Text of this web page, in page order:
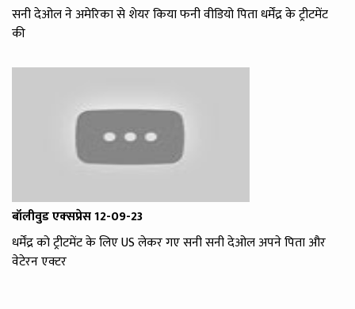
सनी देओल ने अमेरिका से शेयर किया फनी वीडियो पिता धर्मेंद्र के ट्रीटमेंट
की
बॉलीवुड एक्‍सप्रेस 12-09-23
धर्मेंद्र को ट्रीटमेंट के लिए US लेकर गए सनी सनी देओल अपने पिता और
वेटेरन एक्टर